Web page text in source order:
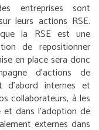
entreprises sont
leurs actions RSE.
la RSE est une
de repositionner
en place sera donc
d’actions de
d’abord internes et
collaborateurs, à les
dans l’adoption de
externes dans